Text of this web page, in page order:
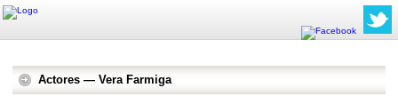
Actores — Vera Farmiga